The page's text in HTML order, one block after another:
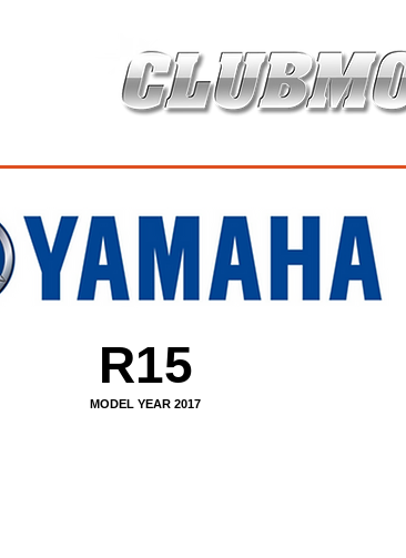
R15
MODEL YEAR 2017